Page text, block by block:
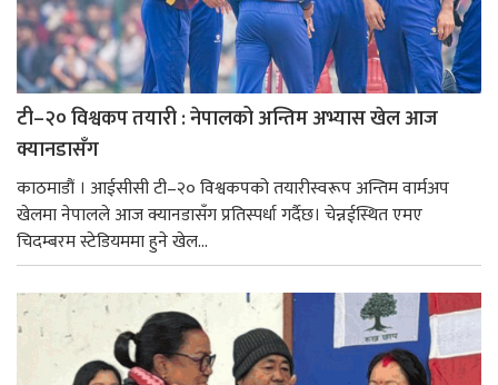
टी–२० विश्वकप तयारी : नेपालको अन्तिम अभ्यास खेल आज
क्यानडासँग
काठमाडौं । आईसीसी टी–२० विश्वकपको तयारीस्वरूप अन्तिम वार्मअप
खेलमा नेपालले आज क्यानडासँग प्रतिस्पर्धा गर्दैछ। चेन्नईस्थित एमए
चिदम्बरम स्टेडियममा हुने खेल...